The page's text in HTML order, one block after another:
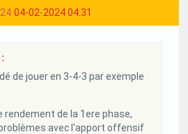
04-02-2024 04:31
de jouer en 3-4-3 par exemple
rendement de la 1ere phase,
avec l'apport offensif